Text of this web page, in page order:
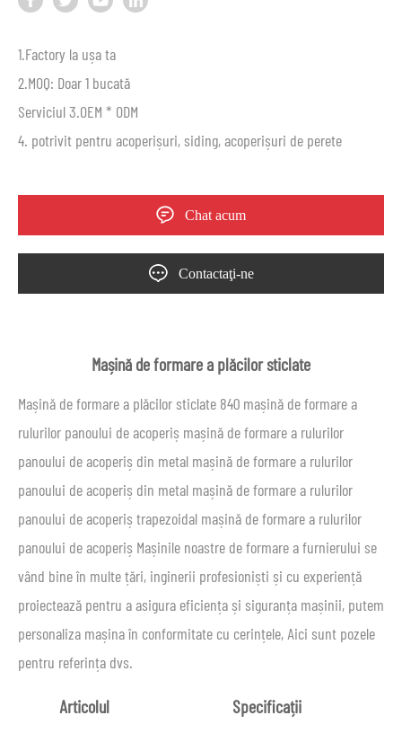
1.Factory la ușa ta
2.MOQ: Doar 1 bucată
Serviciul 3.OEM * ODM
4. potrivit pentru acoperișuri, siding, acoperișuri de perete
Chat acum
Contactaţi-ne
Mașină de formare a plăcilor sticlate
Mașină de formare a plăcilor sticlate 840 mașină de formare a
rulurilor panoului de acoperiș mașină de formare a rulurilor
panoului de acoperiș din metal mașină de formare a rulurilor
panoului de acoperiș din metal mașină de formare a rulurilor
panoului de acoperiș trapezoidal mașină de formare a rulurilor
panoului de acoperiș Mașinile noastre de formare a furnierului se
vând bine în multe țări, inginerii profesioniști și cu experiență
proiectează pentru a asigura eficiența și siguranța mașinii, putem
personaliza mașina în conformitate cu cerințele, Aici sunt pozele
pentru referința dvs.
Articolul Specificații